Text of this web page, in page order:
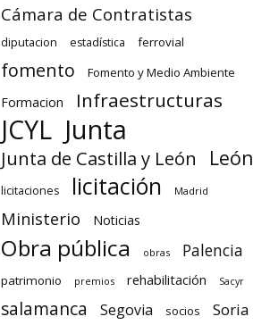
Cámara de Contratistas
diputacion estadística ferrovial
fomento Fomento y Medio Ambiente
Formacion Infraestructuras
JCYL Junta
Junta de Castilla y León León
licitaciones licitación Madrid
Ministerio Noticias
Obra pública obras Palencia
patrimonio premios rehabilitación Sacyr
salamanca Segovia socios Soria